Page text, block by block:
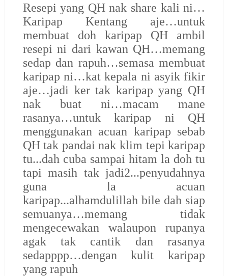
Resepi yang QH nak share kali ni…
Karipap Kentang aje…untuk
membuat doh karipap QH ambil
resepi ni dari kawan QH…memang
sedap dan rapuh…semasa membuat
karipap ni…kat kepala ni asyik fikir
aje…jadi ker tak karipap yang QH
nak buat ni…macam mane
rasanya…untuk karipap ni QH
menggunakan acuan karipap sebab
QH tak pandai nak klim tepi karipap
tu...dah cuba sampai hitam la doh tu
tapi masih tak jadi2...penyudahnya
guna la acuan
karipap...alhamdulillah bile dah siap
semuanya…memang tidak
mengecewakan walaupon rupanya
agak tak cantik dan rasanya
sedapppp…dengan kulit karipap
yang rapuh